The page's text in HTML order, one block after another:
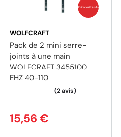
Prix coûtants
WOLFCRAFT
Pack de 2 mini serre-
joints à une main
WOLFCRAFT 3455100
EHZ 40-110
15,56 €